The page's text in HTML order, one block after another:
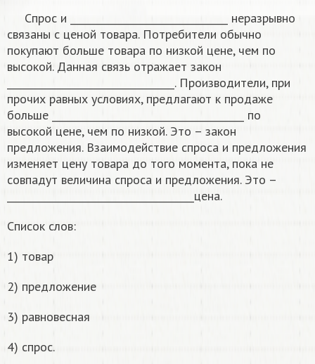
Спрос и ________________________________ неразрывно
связаны с ценой товара. Потребители обычно
покупают больше товара по низкой цене, чем по
высокой. Данная связь отражает закон
__________________________________. Производители, при
прочих равных условиях, предлагают к продаже
больше _______________________________________ по
высокой цене, чем по низкой. Это – закон
предложения. Взаимодействие спроса и предложения
изменяет цену товара до того момента, пока не
совпадут величина спроса и предложения. Это –
______________________________________цена.
Список слов:
1) товар
2) предложение
3) равновесная
4) спрос.